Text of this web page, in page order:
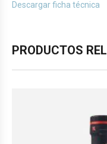
Descargar ficha técnica
PRODUCTOS